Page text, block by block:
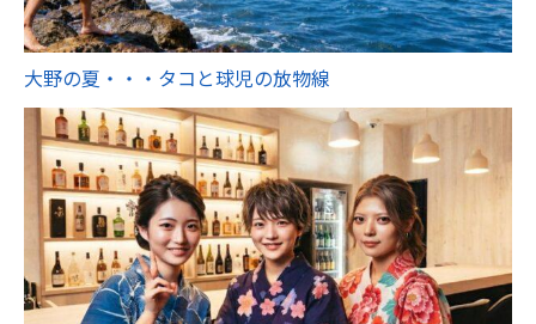
大野の夏・・・タコと球児の放物線